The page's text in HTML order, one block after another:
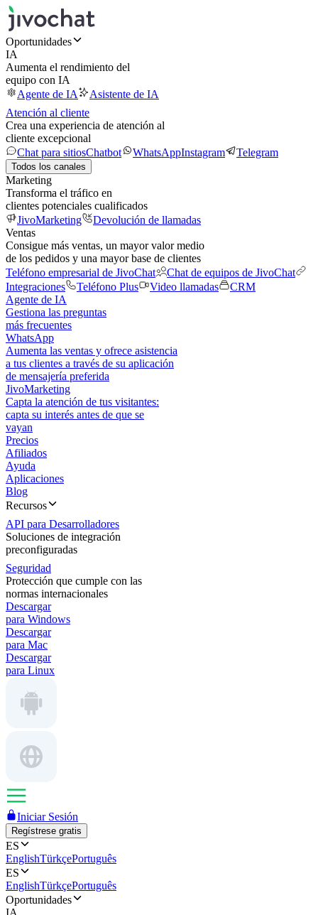
Oportunidades
IA
Aumenta el rendimiento del
equipo con IA
Agente de IA
Asistente de IA
Atención al cliente
Crea una experiencia de atención al
cliente excepcional
Chat para sitiosChatbot WhatsAppInstagram Telegram
Todos los canales
Marketing
Transforma el tráfico en
clientes potenciales cualificados
JivoMarketing
Devolución de llamadas
Ventas
Consigue más ventas, un mayor valor medio
de los pedidos y una mayor base de clientes
Teléfono empresarial de JivoChat
Chat de equipos de JivoChat
Integraciones
Teléfono Plus Video llamadas
CRM
Agente de IA
Gestiona las preguntas
más frecuentes
WhatsApp
Aumenta las ventas y ofrece asistencia
a tus clientes a través de su aplicación
de mensajería preferida
JivoMarketing
Capta la atención de tus visitantes:
capta su interés antes de que se
vayan
Precios
Afiliados
Ayuda
Aplicaciones
Blog
Recursos
API para Desarrolladores
Soluciones de integración
preconfiguradas
Seguridad
Protección que cumple con las
normas internacionales
Descargar
para Windows
Descargar
para Mac
Descargar
para Linux
Iniciar Sesión
Regístrese gratis
ES
EnglishTürkçePortuguês
ES
EnglishTürkçePortuguês
Oportunidades
IA